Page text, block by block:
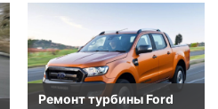
Ремонт турбины Ford